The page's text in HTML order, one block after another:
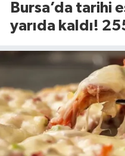
Bursa’da tarihi
yarıda kaldı!